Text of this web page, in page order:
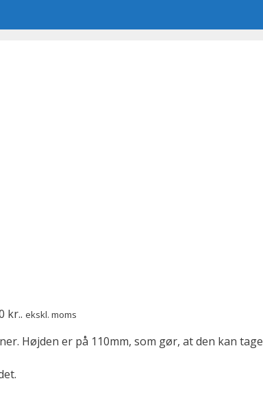
kr.. ekskl. moms
Højden er på 110mm, som gør, at den kan tage